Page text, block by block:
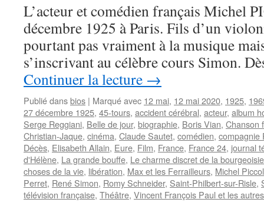
L’acteur et comédien français Michel
décembre 1925 à Paris. Fils d’un
pourtant pas vraiment à la musique
s’inscrivant au célèbre cours Simon.
Continuer la lecture →
Publié dansbios | Marqué avec 12 mai, 12 mai 2020, 1925,
27 décembre 1925, 45-tours, accident cérébral, acteur, album
Serge Reggiani, Belle de jour, biographie, Boris Vian, Chanson
Christian-Jaque, cinéma, Claude Sautet, comédien, compagnie
Décès, Elisabeth Allain, Eure, Film, France, France 24, journal
d'Hélène, La grande bouffe, Le charme discret de la bourgeoisie
choses de la vie, libération, Max et les Ferrailleurs, Michel
Perret, René Simon, Romy Schneider, Saint-Philbert-sur-Risle,
télévision française, Théâtre, Vincent François Paul et les autres